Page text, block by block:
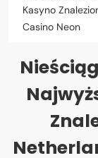
Kasyno
Casino Neon